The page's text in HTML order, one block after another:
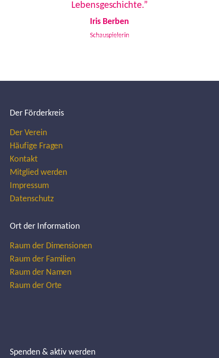
Lebensgeschichte.”
Iris Berben
Schauspielerin
Der Förderkreis
Der Verein
Häufige Fragen
Kontakt
Mitglied werden
Impressum
Datenschutz
Ort der Information
Raum der Dimensionen
Raum der Familien
Raum der Namen
Raum der Orte
Spenden & aktiv werden